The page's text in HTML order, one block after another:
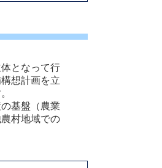
となって行
想計画を立
基盤（農業
村地域での